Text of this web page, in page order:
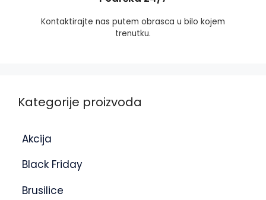
Kontaktirajte nas putem obrasca u bilo kojem
trenutku.
Kategorije proizvoda
Akcija
Black Friday
Brusilice